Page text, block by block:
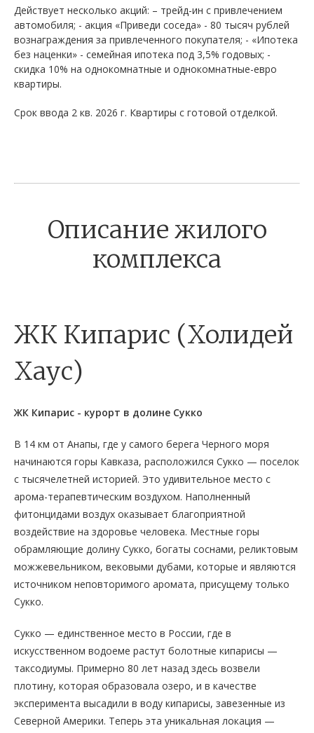
Действует несколько акций: – трейд-ин с привлечением
автомобиля; - акция «Приведи соседа» - 80 тысяч рублей
вознаграждения за привлеченного покупателя; - «Ипотека
без наценки» - семейная ипотека под 3,5% годовых; -
скидка 10% на однокомнатные и однокомнатные-евро
квартиры.
Срок ввода 2 кв. 2026 г. Квартиры с готовой отделкой.
Описание жилого
комплекса
ЖК Кипарис (Холидей
Хаус)
ЖК Кипарис - курорт в долине Сукко
В 14 км от Анапы, где у самого берега Черного моря
начинаются горы Кавказа, расположился Сукко — поселок
с тысячелетней историей. Это удивительное место с
арома-терапевтическим воздухом. Наполненный
фитонцидами воздух оказывает благоприятной
воздействие на здоровье человека. Местные горы
обрамляющие долину Сукко, богаты соснами, реликтовым
можжевельником, вековыми дубами, которые и являются
источником неповторимого аромата, присущему только
Сукко.
Сукко — единственное место в России, где в
искусственном водоеме растут болотные кипарисы —
таксодиумы. Примерно 80 лет назад здесь возвели
плотину, которая образовала озеро, и в качестве
эксперимента высадили в воду кипарисы, завезенные из
Северной Америки. Теперь эта уникальная локация —